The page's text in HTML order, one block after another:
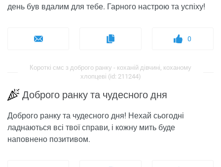
день був вдалим для тебе. Гарного настрою та успіху!
0
Короткі смс з доброго ранку - коханій дівчині, коханому
хлопцеві (id: 211244)
Доброго ранку та чудесного дня
Доброго ранку та чудесного дня! Нехай сьогодні
ладнаються всі твої справи, і кожну мить буде
наповнено позитивом.